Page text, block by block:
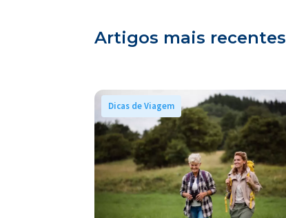
Artigos mais recentes
Dicas de Viagem